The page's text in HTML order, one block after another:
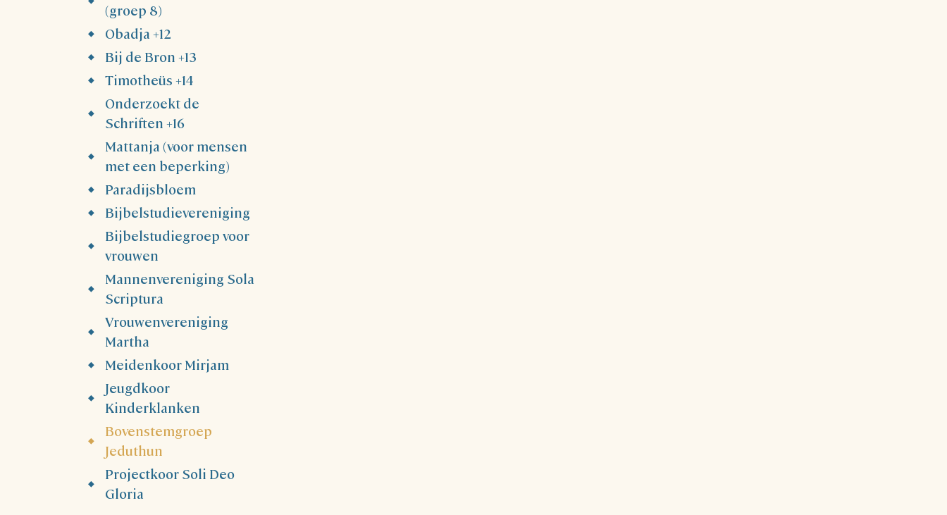
(groep 8)
Obadja +12
Bij de Bron +13
Timotheüs +14
Onderzoekt de
Schriften +16
Mattanja (voor mensen
met een beperking)
Paradijsbloem
Bijbelstudievereniging
Bijbelstudiegroep voor
vrouwen
Mannenvereniging Sola
Scriptura
Vrouwenvereniging
Martha
Meidenkoor Mirjam
Jeugdkoor
Kinderklanken
Bovenstemgroep
Jeduthun
Projectkoor Soli Deo
Gloria